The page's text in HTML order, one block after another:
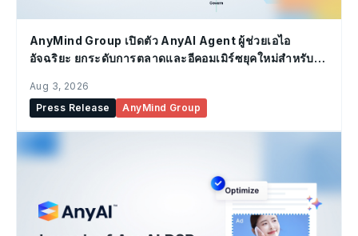
Press Release AnyMind Group
Aug 3, 2026
AnyMind Group เปิดตัว AnyAI Agent ผู้ช่วยเอไอ
อัจฉริยะ ยกระดับการตลาดและอีคอมเมิร์ซยุคใหม่สำหรับ